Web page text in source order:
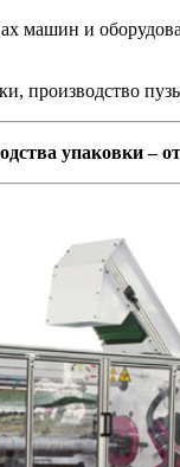
машин и
производство
упаковки –